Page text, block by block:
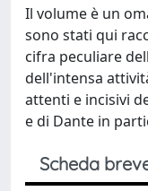
Il volume è un
sono stati qui
cifra peculiare
dell'intensa
attenti e incisivi
e di Dante in
Scheda